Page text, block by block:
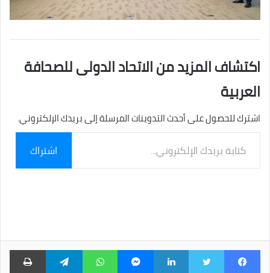
اكتشاف المزيد من الاتحاد الدولى للصحافة
العربية
اشترك للحصول على أحدث التدوينات المرسلة إلى بريدك الإلكتروني.
بريدك
الإلكتروني...
اشتراك
فيسبوك لينكدإن ماسنجر واتساب تيلقرام